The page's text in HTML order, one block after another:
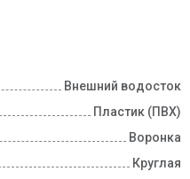
Внешний водосток
Пластик (ПВХ)
Воронка
Круглая